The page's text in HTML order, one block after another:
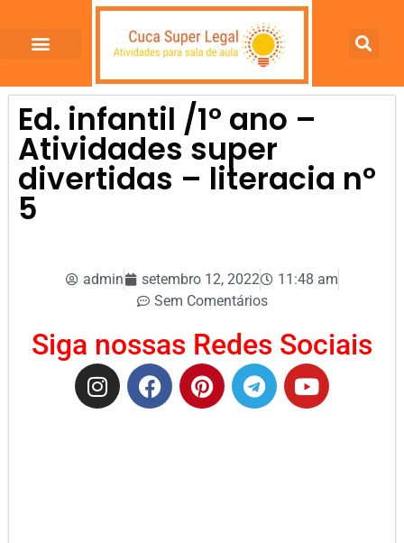
Ed. infantil /1º ano –
Atividades super
divertidas – literacia nº
5
admin setembro 12, 2022
11:48 am
Sem Comentários
Siga nossas Redes Sociais